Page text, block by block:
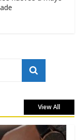
View All